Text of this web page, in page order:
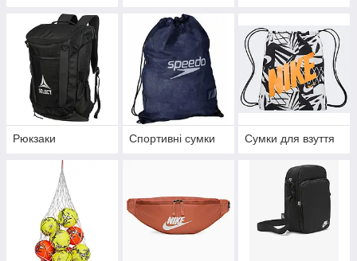
Рюкзаки Спортивні сумки Сумки для взуття